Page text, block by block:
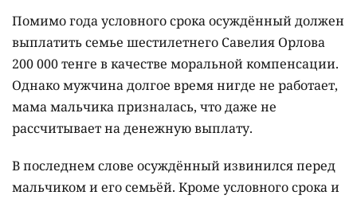
Помимо года условного срока осуждённый должен
выплатить семье шестилетнего Савелия Орлова
200 000 тенге в качестве моральной компенсации.
Однако мужчина долгое время нигде не работает,
мама мальчика призналась, что даже не
рассчитывает на денежную выплату.
В последнем слове осуждённый извинился перед
мальчиком и его семьёй. Кроме условного срока и